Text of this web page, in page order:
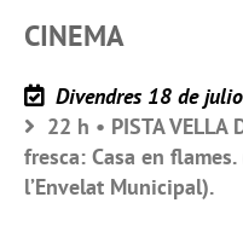
CINEMA
Divendres 18 de
22 h • PISTA VELLA
fresca: Casa en
l’Envelat Municipal).